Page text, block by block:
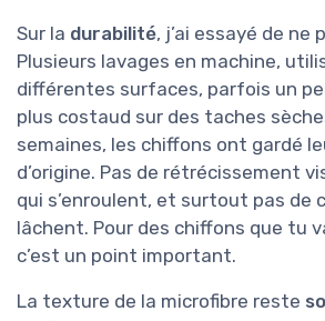
Sur la durabilité, j’ai essayé de ne
Plusieurs lavages en machine,
différentes surfaces, parfois un
plus costaud sur des taches
semaines, les chiffons ont gardé
d’origine. Pas de rétrécissement
qui s’enroulent, et surtout pas de
lâchent. Pour des chiffons que tu
c’est un point important.
La texture de la microfibre reste